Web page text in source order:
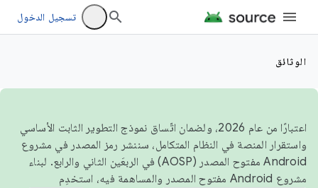
تسجيل الدخول
الوثائق
اعتبارًا من عام 2026، ولضمان اتّساق نموذج التطوير الثابت الأساسي
واستقرار المنصة في النظام المتكامل، سننشر رمز المصدر في مشروع
Android مفتوح المصدر (AOSP) في الربعَين الثاني والرابع. لبناء
مشروع Android مفتوح المصدر والمساهمة فيه، استخدِم